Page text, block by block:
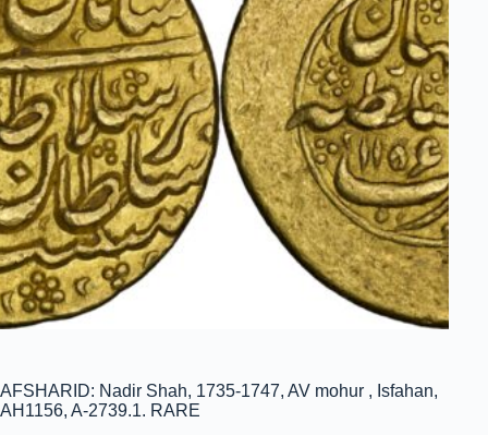
AFSHARID: Nadir Shah, 1735-1747, AV mohur , Isfahan,
AH1156, A-2739.1. RARE